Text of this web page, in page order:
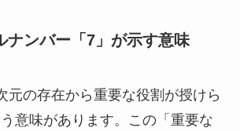
ナンバー「7」が示す意味
元の存在から重要な役割が授けら
意味があります。この「重要な